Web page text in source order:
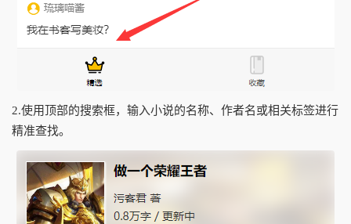
2.使用顶部的搜索框，输入小说的名称、作者名或相关标签进行
精准查找。